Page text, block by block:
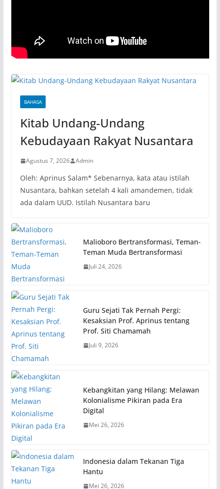
BAHASA
Kitab Undang-Undang
Kebudayaan Rakyat Nusantara
Agustus 7, 2026 Admin
Oleh: Aprinus Salam* Sebenarnya, kata atau istilah
Nusantara, bahkan setelah 4 kali amandemen, tidak
ada dalam UUD. Istilah Nusantara baru
Malioboro Bertransformasi, Teman-
Teman Muda Bertransformasi
Juli 24, 2026
Guru Sejati Tak Pernah Pergi:
Kesaksian Prof. Aprinus tentang
Prof. Siti Chamamah
Juli 9, 2026
Kebangkitan yang Hilang: Melawan
Kolonialisme Pikiran pada Era
Digital
Mei 26, 2026
Indonesia dalam Tekanan Tiga
Hantu
Mei 26, 2026